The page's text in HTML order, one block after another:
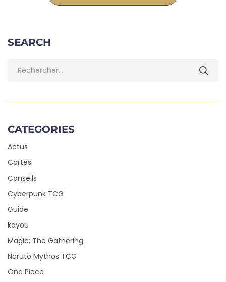
SEARCH
CATEGORIES
Actus
Cartes
Conseils
Cyberpunk TCG
Guide
kayou
Magic: The Gathering
Naruto Mythos TCG
One Piece